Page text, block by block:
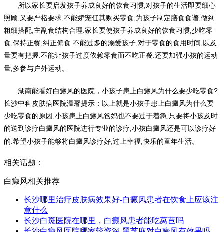
所以家长要启发孩子养成良好的饮食习惯,对孩子的生活即要细心
照顾,又要严格要求,不能娇宠任其购买零食,为孩子制定膳食食谱,做到
粗细搭配,主副食结构合理.家长要使孩子养成良好的饮食习惯,少吃零
食,保持正餐,纠正偏食.不能过多的溺爱孩子,对于零食的食用时间,以及
量要有把握.不能让孩子过度依赖零食而不吃正餐.还要加强小孩的运动
量,多参与户外运动。
湖南能看好白癜风的医院， 小孩子患上白癜风为什么要少吃零食?
长沙中科皮肤病医院温馨提示： 以上就是小孩子患上白癜风为什么要
少吃零食的原因,小孩患上白癜风爸妈也不要过于着急,只要将小孩及时
的送到诊疗白癜风的医院进行专业的诊疗,小孩白癜风还是可以诊疗好
的.希望小孩子能够将白癜风诊疗好,过上幸福,快乐的童年生活。
相关话题：
白癜风相关推荐
长沙哪里治疗皮肤病效果好-白癜风患者在饮食上应该注
意什么
长沙白斑医院在哪里，白癜风患者能吃莴苣吗